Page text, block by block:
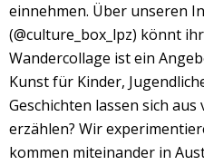
einnehmen. Über unseren
(@culture_box_lpz) könnt
Wandercollage ist ein
Kunst für Kinder,
Geschichten lassen sich
erzählen? Wir
kommen miteinander in